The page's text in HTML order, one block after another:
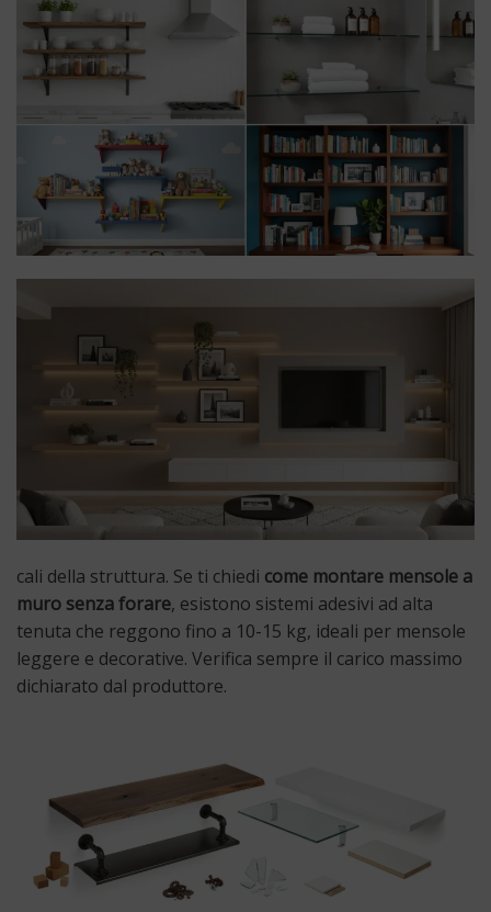
cali della struttura. Se ti chiedi come montare mensole a
muro senza forare, esistono sistemi adesivi ad alta
tenuta che reggono fino a 10-15 kg, ideali per mensole
leggere e decorative. Verifica sempre il carico massimo
dichiarato dal produttore.